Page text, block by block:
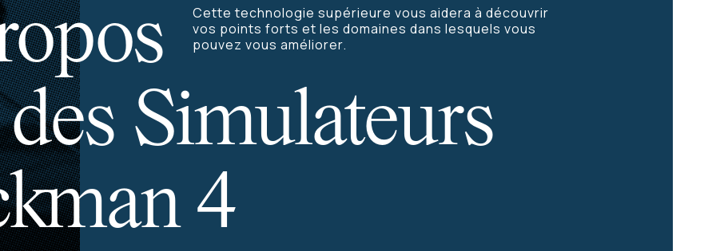
Cette technologie supérieure vous aidera à découvrir
vos points forts et les domaines dans lesquels vous
pouvez vous améliorer.
des Simulateurs
4